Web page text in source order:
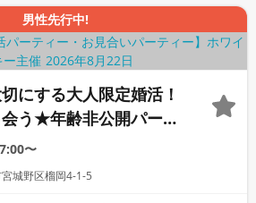
男性先行中!
にする大人限定婚活！
会う★年齢非公開パーテ
ー/WhiteKey AI
グあり
〜
城野区榴岡4-1-5